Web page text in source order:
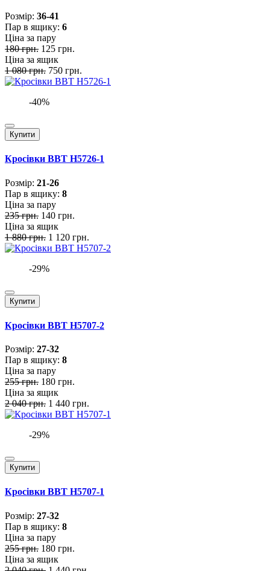
Розмiр: 36-41
Пар в ящику: 6
Ціна за пару
180 грн. 125 грн.
Ціна за ящик
1 080 грн. 750 грн.
-40%
Купити
Кросівки BBT H5726-1
Розмiр: 21-26
Пар в ящику: 8
Ціна за пару
235 грн. 140 грн.
Ціна за ящик
1 880 грн. 1 120 грн.
-29%
Купити
Кросівки BBT H5707-2
Розмiр: 27-32
Пар в ящику: 8
Ціна за пару
255 грн. 180 грн.
Ціна за ящик
2 040 грн. 1 440 грн.
-29%
Купити
Кросівки BBT H5707-1
Розмiр: 27-32
Пар в ящику: 8
Ціна за пару
255 грн. 180 грн.
Ціна за ящик